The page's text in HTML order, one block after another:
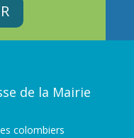
de la Mairie
colombiers